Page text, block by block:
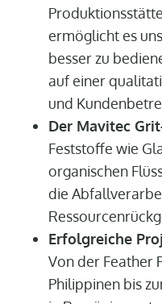
ermöglicht es
besser zu
auf einer
und
Der Mavitec
Feststoffe wie
organischen
die
Erfolgreiche
Von der Feather
Philippinen bis